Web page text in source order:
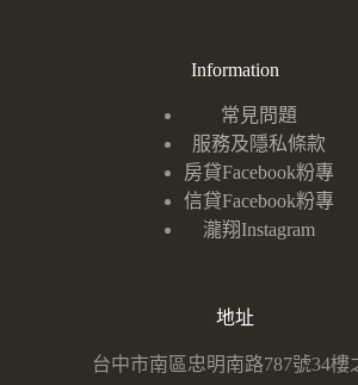
Information
常見問題
服務及隱私條款
房貸Facebook粉專
信貸Facebook粉專
瀧翔Instagram
地址
台中市南區忠明南路787號34樓